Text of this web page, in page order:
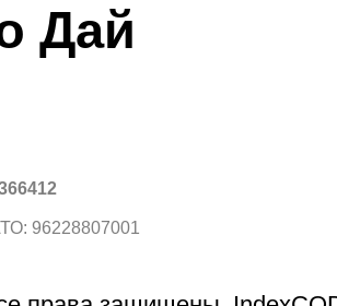
Дай
96228807001